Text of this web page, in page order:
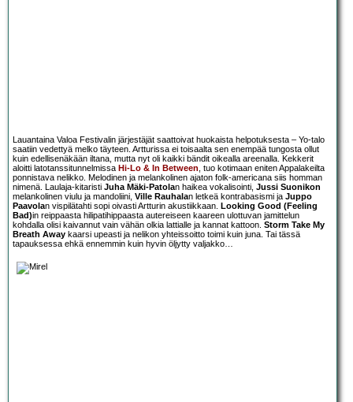
Lauantaina Valoa Festivalin järjestäjät saattoivat huokaista helpotuksesta – Yo-talo
saatiin vedettyä melko täyteen. Artturissa ei toisaalta sen enempää tungosta ollut
kuin edellisenäkään iltana, mutta nyt oli kaikki bändit oikealla areenalla. Kekkerit
aloitti latotanssitunnelmissa Hi-Lo & In Between, tuo kotimaan eniten Appalakeilta
ponnistava nelikko. Melodinen ja melankolinen ajaton folk-americana siis homman
nimenä. Laulaja-kitaristi Juha Mäki-Patolan haikea vokalisointi, Jussi Suonikon
melankolinen viulu ja mandoliini, Ville Rauhalan letkeä kontrabasismi ja Juppo
Paavolan vispilätahti sopi oivasti Artturin akustiikkaan. Looking Good (Feeling
Bad)in reippaasta hilipatihippaasta autereiseen kaareen ulottuvan jamittelun
kohdalla olisi kaivannut vain vähän olkia lattialle ja kannat kattoon. Storm Take My
Breath Away kaarsi upeasti ja nelikon yhteissoitto toimi kuin juna. Tai tässä
tapauksessa ehkä ennemmin kuin hyvin öljytty valjakko…